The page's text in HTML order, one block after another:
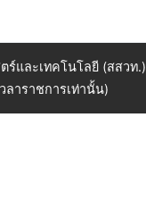
ร์และเทคโนโลยี (สสวท.)
ลาราชการเท่านั้น)